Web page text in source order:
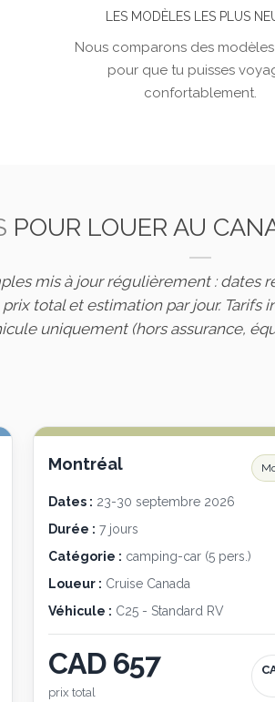
LES MODÈLES LES PLUS
Nous comparons des
pour que tu puisses
confortablement.
POUR LOUER AU
mis à jour régulièrement : dates
total et estimation par jour. Tarifs
uniquement (hors assurance,
Montréal
Dates : 23-30 septembre 2026
Durée : 7 jours
Catégorie : camping-car (5 pers.)
Loueur : Cruise Canada
Véhicule : C25 - Standard RV
CAD 657
prix total